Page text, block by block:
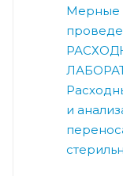
Мерные
и